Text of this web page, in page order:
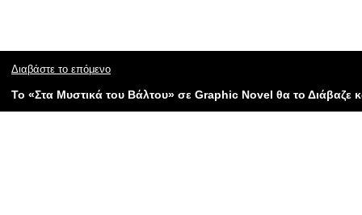
Διαβάστε το επόμενο
Το «Στα Μυστικά του Βάλτου» σε Graphic Novel θα το Διάβαζε